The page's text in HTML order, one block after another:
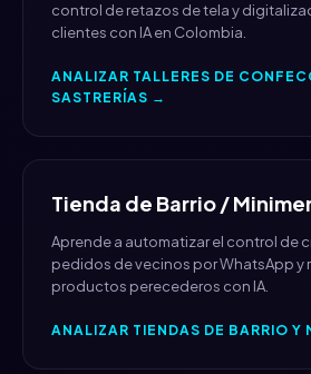
control de retazos de tela y
clientes con IA en Colombia.
ANALIZAR TALLERES DE
SASTRERÍAS →
Tienda de Barrio /
Aprende a automatizar el control de
pedidos de vecinos por WhatsApp y
productos perecederos con IA.
ANALIZAR TIENDAS DE BARRIO Y